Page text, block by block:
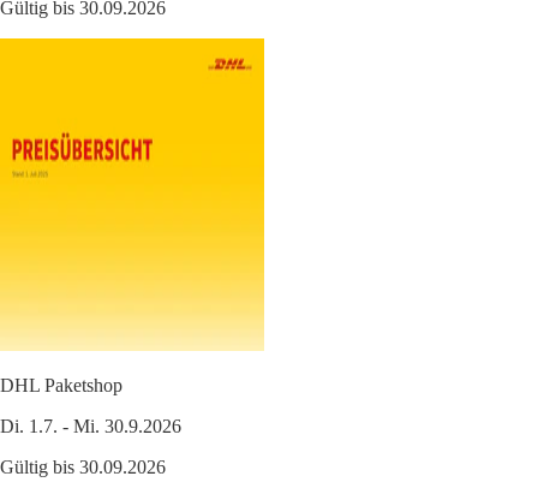
Gültig bis 30.09.2026
DHL Paketshop
Di. 1.7. - Mi. 30.9.2026
Gültig bis 30.09.2026